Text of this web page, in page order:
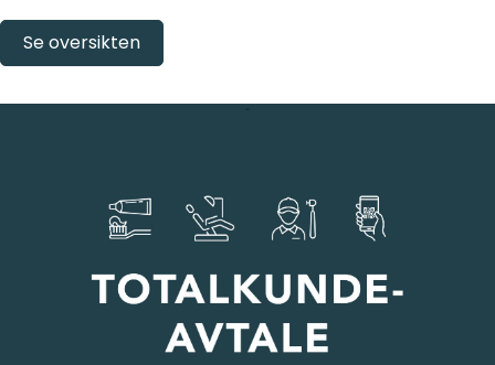
Se oversikten